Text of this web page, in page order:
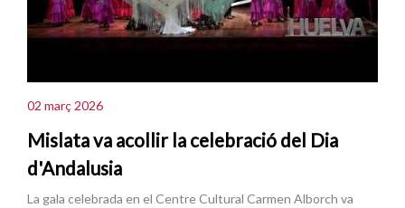
02 març 2026
Mislata va acollir la celebració del Dia
d'Andalusia
La gala celebrada en el Centre Cultural Carmen Alborch va